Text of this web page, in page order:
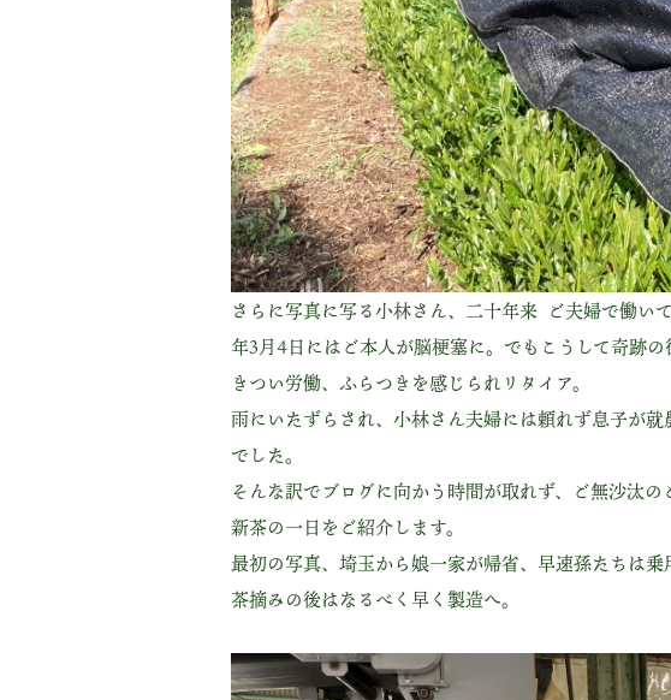
さらに写真に写る小林さん、二十年来 ご夫婦で働い
年3月4日にはご本人が脳梗塞に。でもこうして奇跡
きつい労働、ふらつきを感じられリタイア。
雨にいたずらされ、小林さん夫婦には頼れず息子が
でした。
そんな訳でブログに向かう時間が取れず、ご無沙汰の
新茶の一日をご紹介します。
最初の写真、埼玉から娘一家が帰省、早速孫たちは
茶摘みの後はなるべく早く製造へ。